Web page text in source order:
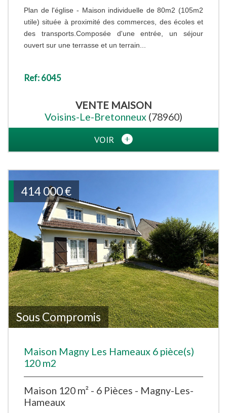
Plan de l'église - Maison individuelle de 80m2 (105m2
utile) située à proximité des commerces, des écoles et
des transports.Composée d'une entrée, un séjour
ouvert sur une terrasse et un terrain...
Ref: 6045
VENTE MAISON
Voisins-Le-Bretonneux (78960)
VOIR
Sous Compromis
414 000€
Maison Magny Les Hameaux 6 pièce(s)
120 m2
Maison 120 m² - 6 Pièces - Magny-Les-
Hameaux